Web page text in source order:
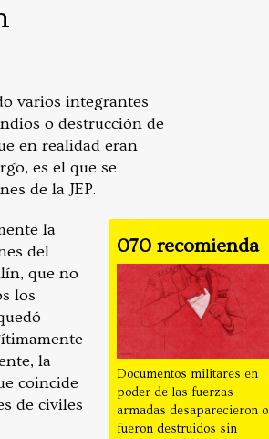
varios integrantes
o destrucción de
en realidad eran
es el que se
de la JEP.
070 recomienda
Documentos militares en
poder de las fuerzas
armadas desaparecieron o
fueron destruidos sin
la
del
que no
los
la
coincide
de civiles